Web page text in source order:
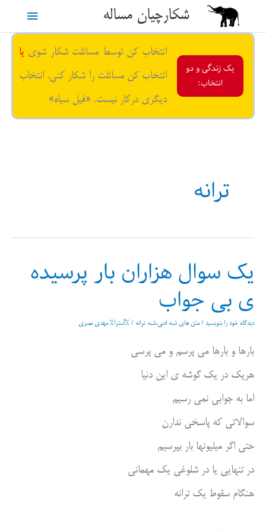
محتوا
شکارچیان مساله
فهرست
یک زندگی و دو
انتخاب:
انتخاب کن توسط مسائلت شکار شوی یا
انتخاب کن مسائلت را شکار کنی. انتخاب
دیگری درکار نیست. «فیل سیاه»
ترانه
یک سوال هزاران بار پرسیده
ی بی جواب
دیدگاه‌ خود را بنویسید /متن های شبه ادبی،شبه ترانه / %آسترا% مهدی نصری
بارها و بارها می پرسم و می پرسی
هریک در یک گوشه ی این دنیا
اما به جوابی نمی رسیم
سوالاتی که پاسخی ندارن
حتی اگر میلیونها بار بپرسیم
در تنهایی یا در شلوغی یک مهمانی
هنگام سقوط یک ترانه